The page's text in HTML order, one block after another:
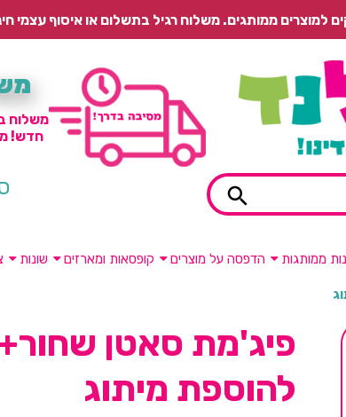
משלוח ב־35 ₪ | איסוף
חדש!
ממותגות הדפסה על מוצרים קופסאות ומארזים שונות
פיג'מת סאטן
להוספת מיתוג